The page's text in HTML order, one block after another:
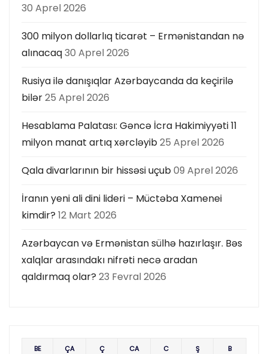
30 Aprel 2026
300 milyon dollarlıq ticarət – Ermənistandan nə
alınacaq30 Aprel 2026
Rusiya ilə danışıqlar Azərbaycanda da keçirilə
bilər25 Aprel 2026
Hesablama Palatası: Gəncə İcra Hakimiyyəti 11
milyon manat artıq xərcləyib25 Aprel 2026
Qala divarlarının bir hissəsi uçub09 Aprel 2026
İranın yeni ali dini lideri – Müctəba Xamenei
kimdir? 12 Mart 2026
Azərbaycan və Ermənistan sülhə hazırlaşır. Bəs
xalqlar arasındakı nifrəti necə aradan
qaldırmaq olar? 23 Fevral 2026
BE ÇA Ç CA C Ş B